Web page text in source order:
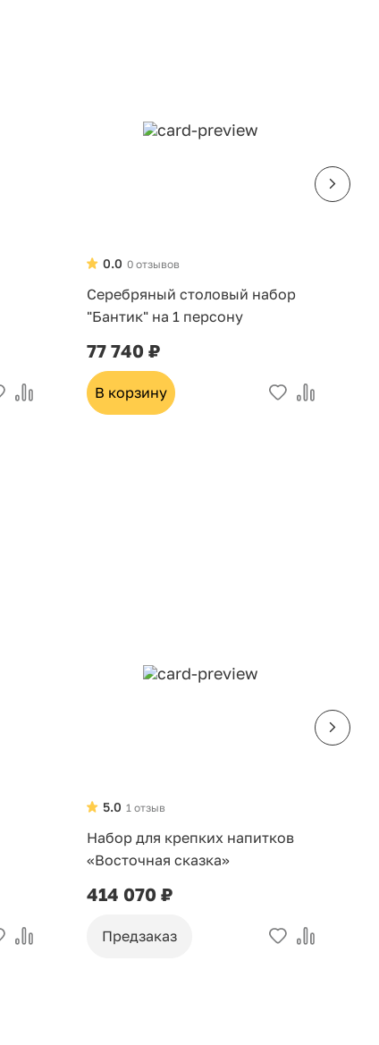
0 отзывов
0.0
Серебряный столовый набор
"Бантик" на 1 персону
77 740 ₽
В корзину
1 отзыв
5.0
Набор для крепких напитков
«Восточная сказка»
414 070 ₽
Предзаказ